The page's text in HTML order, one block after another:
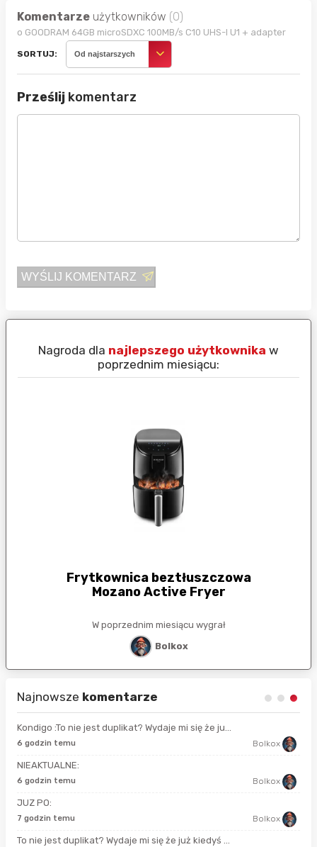
Komentarze użytkowników (0)
o GOODRAM 64GB microSDXC 100MB/s C10 UHS-I U1 + adapter
SORTUJ: Od najstarszych
Prześlij komentarz
WYŚLIJ KOMENTARZ
Nagroda dla najlepszego użytkownika w
poprzednim miesiącu:
Frytkownica beztłuszczowa
Mozano Active Fryer
W poprzednim miesiącu wygrał
Bolkox
Najnowsze komentarze
Kondigo :To nie jest duplikat? Wydaje mi się że ju...
6 godzin temu Bolkox
NIEAKTUALNE:
6 godzin temu Bolkox
JUZ PO:
7 godzin temu Bolkox
To nie jest duplikat? Wydaje mi się że już kiedyś ...